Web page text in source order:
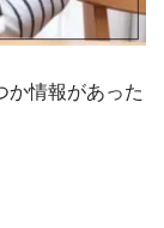
か情報があった